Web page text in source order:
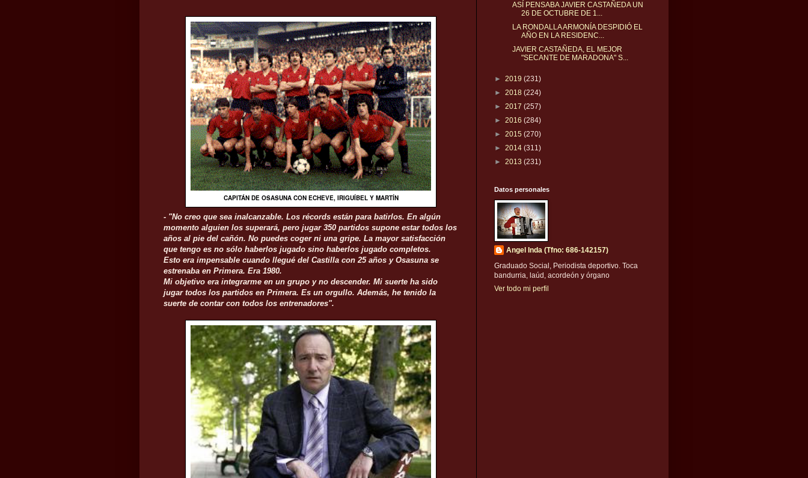
CAPITÁN DE OSASUNA CON ECHEVE, IRIGUÍBEL Y MARTÍN
- "No creo que sea inalcanzable. Los récords están para batirlos. En algún
momento alguien los superará, pero jugar 350 partidos supone estar todos los
años al pie del cañón. No puedes coger ni una gripe. La mayor satisfacción
que tengo es no sólo haberlos jugado sino haberlos jugado completos.
Esto era impensable cuando llegué del Castilla con 25 años y Osasuna se
estrenaba en Primera. Era 1980.
Mi objetivo era integrarme en un grupo y no descender. Mi suerte ha sido
jugar todos los partidos en Primera. Es un orgullo. Además, he tenido la
suerte de contar con todos los entrenadores".
ASÍ PENSABA JAVIER CASTAÑEDA UN
26 DE OCTUBRE DE 1...
LA RONDALLA ARMONÍA DESPIDIÓ EL
AÑO EN LA RESIDENC...
JAVIER CASTAÑEDA, EL MEJOR
"SECANTE DE MARADONA" S...
► 2019 (231)
► 2018 (224)
► 2017 (257)
► 2016 (284)
► 2015 (270)
► 2014 (311)
► 2013 (231)
Datos personales
Angel Inda (Tfno: 686-142157)
Graduado Social, Periodista deportivo. Toca
bandurria, laúd, acordeón y órgano
Ver todo mi perfil